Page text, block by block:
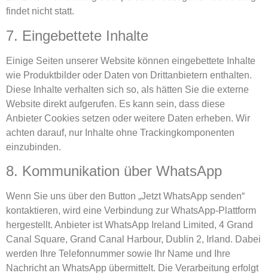
findet nicht statt.
7. Eingebettete Inhalte
Einige Seiten unserer Website können eingebettete Inhalte
wie Produktbilder oder Daten von Drittanbietern enthalten.
Diese Inhalte verhalten sich so, als hätten Sie die externe
Website direkt aufgerufen. Es kann sein, dass diese
Anbieter Cookies setzen oder weitere Daten erheben. Wir
achten darauf, nur Inhalte ohne Trackingkomponenten
einzubinden.
8. Kommunikation über WhatsApp
Wenn Sie uns über den Button „Jetzt WhatsApp senden“
kontaktieren, wird eine Verbindung zur WhatsApp-Plattform
hergestellt. Anbieter ist WhatsApp Ireland Limited, 4 Grand
Canal Square, Grand Canal Harbour, Dublin 2, Irland. Dabei
werden Ihre Telefonnummer sowie Ihr Name und Ihre
Nachricht an WhatsApp übermittelt. Die Verarbeitung erfolgt